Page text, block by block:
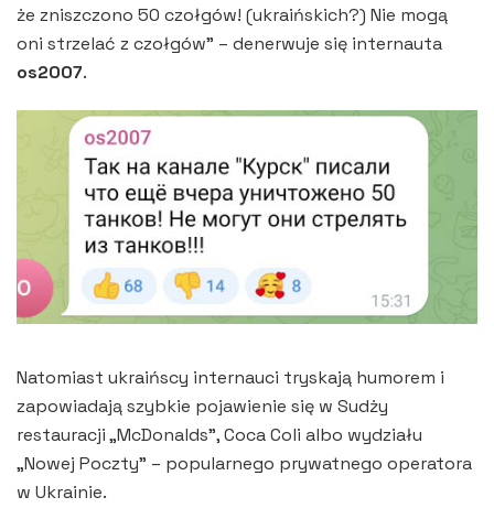
że zniszczono 50 czołgów! (ukraińskich?) Nie mogą
oni strzelać z czołgów” – denerwuje się internauta
os2007.
Natomiast ukraińscy internauci tryskają humorem i
zapowiadają szybkie pojawienie się w Sudży
restauracji „McDonalds”, Coca Coli albo wydziału
„Nowej Poczty” – popularnego prywatnego operatora
w Ukrainie.